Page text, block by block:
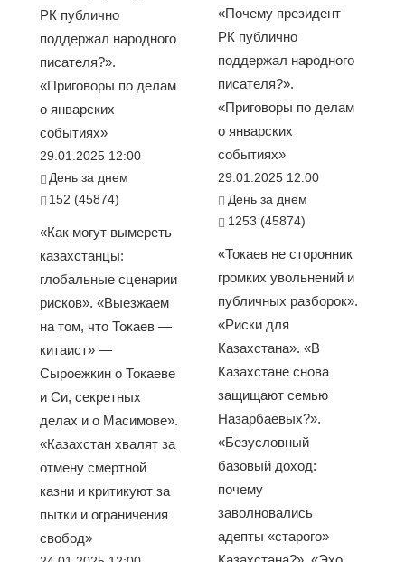
РК публично
поддержал народного
писателя?».
«Приговоры по делам
о январских
событиях»
29.01.2025 12:00
День за днем
152 (45874)
«Как могут вымереть
казахстанцы:
глобальные сценарии
рисков». «Выезжаем
на том, что Токаев —
китаист» —
Сыроежкин о Токаеве
и Си, секретных
делах и о Масимове».
«Казахстан хвалят за
отмену смертной
казни и критикуют за
пытки и ограничения
свобод»
«Почему президент
РК публично
поддержал народного
писателя?».
«Приговоры по делам
о январских
событиях»
29.01.2025 12:00
День за днем
1253 (45874)
«Токаев не сторонник
громких увольнений и
публичных разборок».
«Риски для
Казахстана». «В
Казахстане снова
защищают семью
Назарбаевых?».
«Безусловный
базовый доход:
почему
заволновались
адепты «старого»